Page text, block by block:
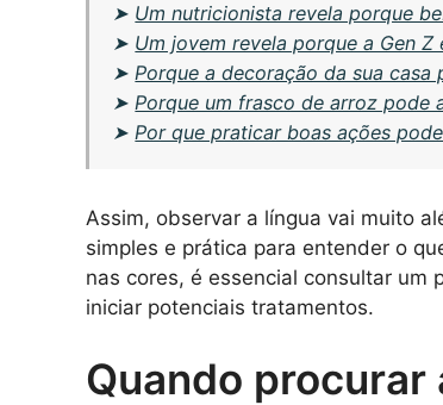
➤ Um nutricionista revela porque
➤ Um jovem revela porque a Gen
➤Porque a decoração da sua
➤Porque um frasco de arroz pode
➤Por que praticar boas ações
Assim, observar a língua vai muito
simples e prática para entender o
nas cores, é essencial consultar um
iniciar potenciais tratamentos.
Quando procurar